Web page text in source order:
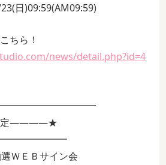
日)09:59(AM09:59)
ちら！
news/detail.php?id=4
定――――★
ＷＥＢサイン会